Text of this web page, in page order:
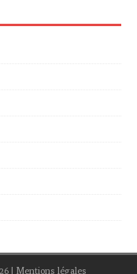
| Mentions légales